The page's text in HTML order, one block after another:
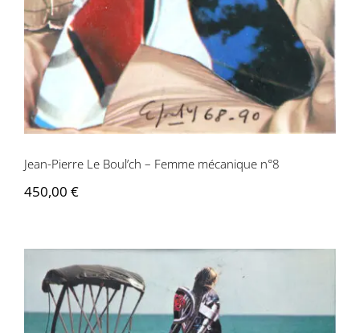
Jean-Pierre Le Boul’ch – Femme mécanique n°8
450,00 €